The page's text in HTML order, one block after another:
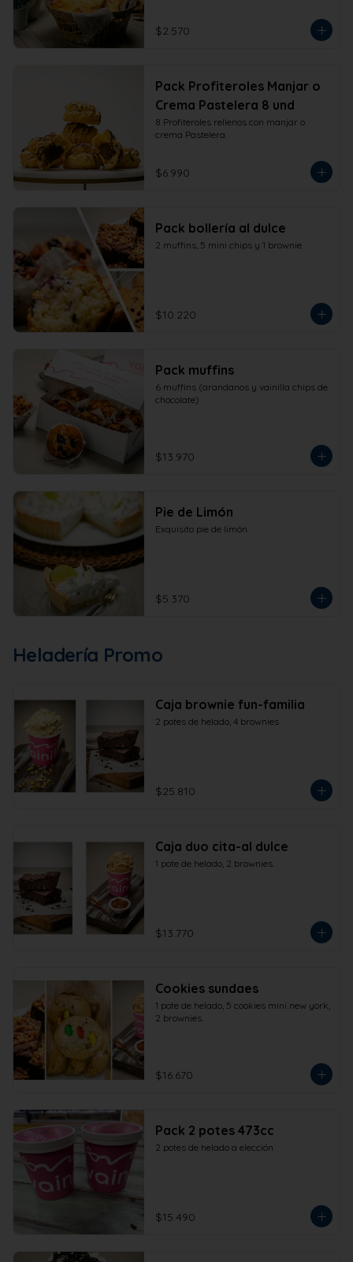
$2.570
Pack Profiteroles Manjar o
Crema Pastelera 8 und
8 Profiteroles rellenos con manjar o
crema Pastelera.
$6.990
Pack bollería al dulce
2 muffins, 5 mini chips y 1 brownie
$10.220
Pack muffins
6 muffins (arandanos y vainilla chips de
chocolate)
$13.970
Pie de Limón
Exquisito pie de limón.
$5.370
Heladería Promo
Caja brownie fun-familia
2 potes de helado, 4 brownies
$25.810
Caja duo cita-al dulce
1 pote de helado, 2 brownies.
$13.770
Cookies sundaes
1 pote de helado, 5 cookies mini new york,
2 brownies.
$16.670
Pack 2 potes 473cc
2 potes de helado a elección
$15.490